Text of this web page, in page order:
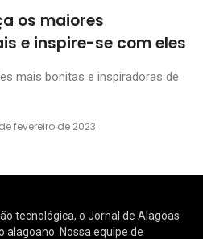
os maiores
e inspire-se com eles
mais bonitas e inspiradoras de
fevereiro de 2023
tecnológica, o Jornal de Alagoas
alagoano. Nossa equipe de